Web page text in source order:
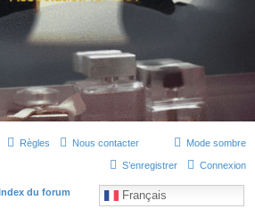
Mode sombre
Règles Nous contacter
Connexion
S’enregistrer
Index du forum Français